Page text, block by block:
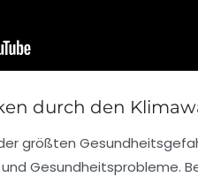
durch den
größten
und